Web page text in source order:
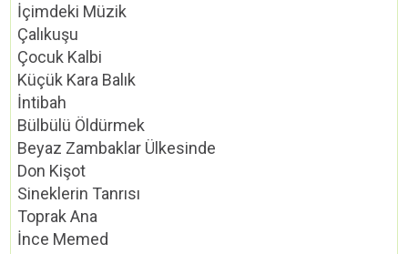
İçimdeki Müzik
Çalıkuşu
Çocuk Kalbi
Küçük Kara Balık
İntibah
Bülbülü Öldürmek
Beyaz Zambaklar Ülkesinde
Don Kişot
Sineklerin Tanrısı
Toprak Ana
İnce Memed